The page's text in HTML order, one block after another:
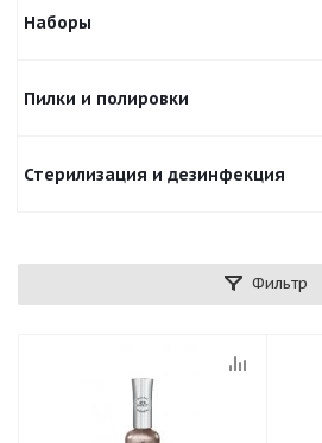
Наборы
Пилки и полировки
Стерилизация и дезинфекция
Фильтр